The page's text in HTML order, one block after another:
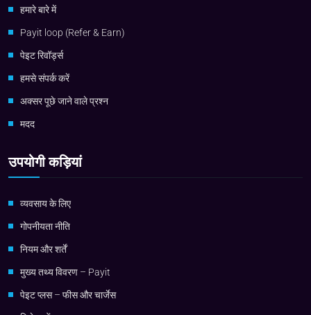
हमारे बारे में
Payit loop (Refer & Earn)
पेइट रिवॉर्ड्स
हमसे संपर्क करें
अक्सर पूछे जाने वाले प्रश्न
मदद
उपयोगी कड़ियां
व्यवसाय के लिए
गोपनीयता नीति
नियम और शर्तें
मुख्य तथ्य विवरण – Payit
पेइट प्लस – फीस और चार्जेस